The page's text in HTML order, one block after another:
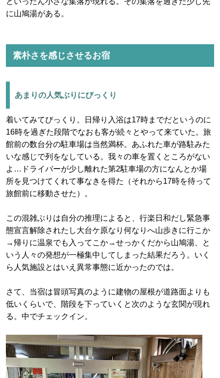
に山鳩湯がある。
素朴さを感じさせるお宿
あまりの人気ぶりにびっくり
着いてみてびっくり。日帰り入浴は17時までだというのに
16時を過ぎた段階でなおも客が続々とやって来ていた。旅
館前の数台分の駐車場は当然満杯。あふれた車が路駐みた
いな感じで列をなしている。我々の車を置くところがない
よ…ドライバーが少し離れた第2駐車場の方になんとか場
所を見つけてくれて事なきを得た（それから17時を待って
旅館前に移動させた）。
この混雑ぶりは自分の推理によると、行楽日和だし緊急事
態宣言解除されたし大台ケ原なり何なりへ山歩きに行こか
→帰りに温泉でも入ってこか→せっかくだから山鳩湯、と
いう人々の発想が一極集中してしまった結果だろう。いく
ら人気施設とはいえ異常事態に近かったのでは。
さて、当宿は冒頭写真のように建物の屋根が道路面よりも
低いくらいで、階段を下っていくと次のような玄関が現れ
る。中でチェックイン。